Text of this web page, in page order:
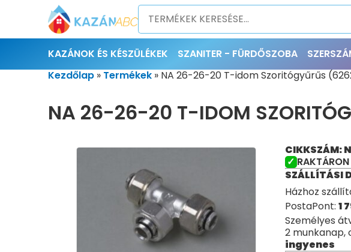
KAZÁNOK ÉS KÉSZÜLÉKEK SZANITER - FÜRDŐSZOBA
Kezdőlap » Termékek » NA 26-26-20 T-idom Szoritógyűrűs
NA 26-26-20 T-IDOM
CIKKSZÁM:
RAKTÁRON
SZÁLLÍTÁSI
Házhoz
PostaPont: 1
Személyes
2 munkanap,
ingyenes